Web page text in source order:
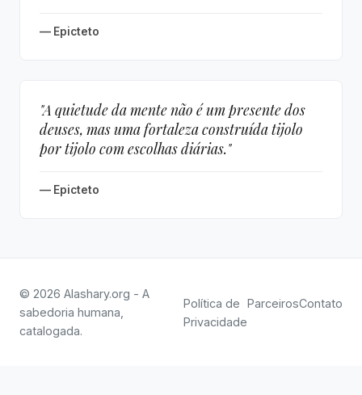
— Epicteto
"A quietude da mente não é um presente dos
deuses, mas uma fortaleza construída tijolo
por tijolo com escolhas diárias."
— Epicteto
© 2026 Alashary.org - A
sabedoria humana,
catalogada.
Política de
Privacidade
ParceirosContato